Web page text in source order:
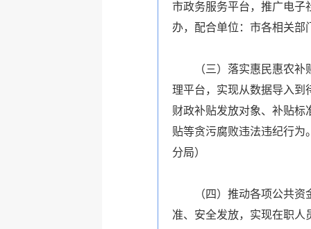
市政务服务平台，推广电子
办，配合单位：市各相关部
（三）落实惠民惠农
理平台，实现从数据导入到
财政补贴发放对象、补贴标
贴等贪污腐败违法违纪行为
分局）
（四）推动各项公共
准、安全发放，实现在职人